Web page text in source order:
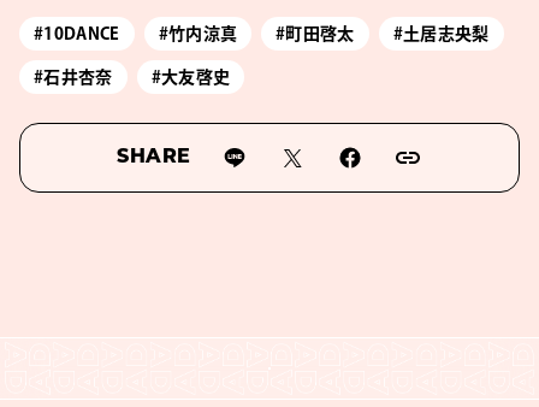
#10DANCE #竹内涼真 #町田啓太 #土居志央梨
#石井杏奈 #大友啓史
SHARE